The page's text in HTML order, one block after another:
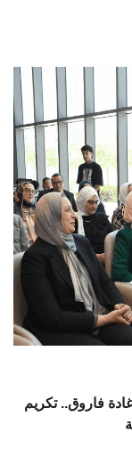
الأنظمة الذكية
الإعلام
تواصل معنا
الطلاب
هيئة التدريس
الدراسات العليا
فاروق.. تكريم